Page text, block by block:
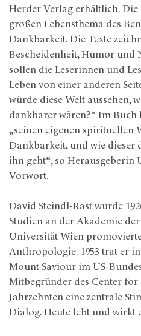
Herder Verlag erhältlich. Die
großen Lebensthema des
Dankbarkeit. Die Texte
Bescheidenheit, Humor und
sollen die Leserinnen und
Leben von einer anderen
würde diese Welt aussehen,
dankbarer wären?“ Im
„seinen eigenen spirituellen
Dankbarkeit, und wie dieser
ihn geht“, so
Vorwort.
David Steindl-Rast wurde
Studien an der Akademie
Universität Wien
Anthropologie. 1953 trat er
Mount Saviour im US-
Mitbegründer des Center for
Jahrzehnten eine zentrale
Dialog. Heute lebt und wirkt